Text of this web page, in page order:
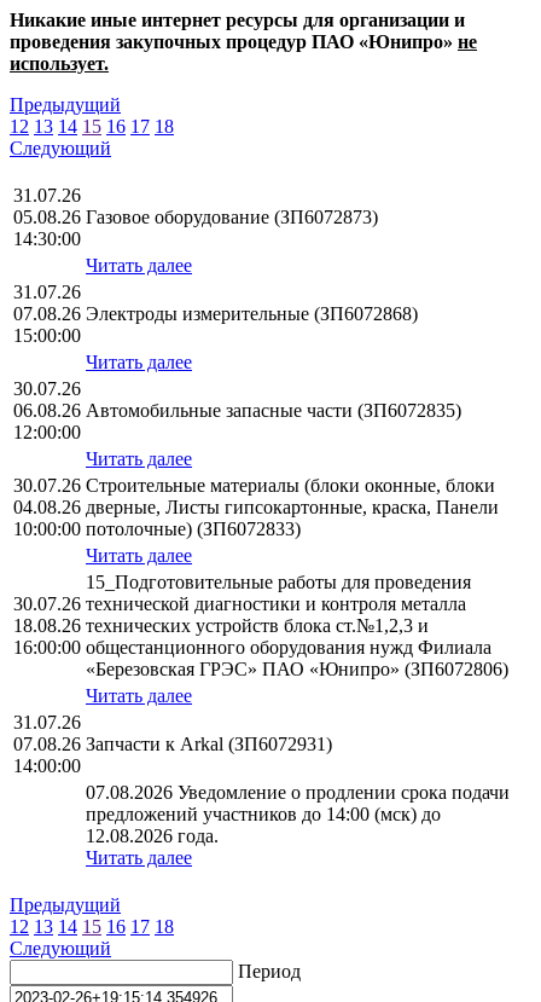
Никакие иные интернет ресурсы для организации и
проведения закупочных процедур ПАО «Юнипро» не
использует.
Предыдущий
12 13 14 15 16 17 18
Следующий
31.07.26
05.08.26
14:30:00
Газовое оборудование (ЗП6072873)
Читать далее
31.07.26
07.08.26
15:00:00
Электроды измерительные (ЗП6072868)
Читать далее
30.07.26
06.08.26
12:00:00
Автомобильные запасные части (ЗП6072835)
Читать далее
30.07.26
04.08.26
10:00:00
Строительные материалы (блоки оконные, блоки
дверные, Листы гипсокартонные, краска, Панели
потолочные) (ЗП6072833)
Читать далее
30.07.26
18.08.26
16:00:00
15_Подготовительные работы для проведения
технической диагностики и контроля металла
технических устройств блока ст.№1,2,3 и
общестанционного оборудования нужд Филиала
«Березовская ГРЭС» ПАО «Юнипро» (ЗП6072806)
Читать далее
31.07.26
07.08.26
14:00:00
Запчасти к Arkal (ЗП6072931)
07.08.2026 Уведомление о продлении срока подачи
предложений участников до 14:00 (мск) до
12.08.2026 года.
Читать далее
Предыдущий
12 13 14 15 16 17 18
Следующий
Период